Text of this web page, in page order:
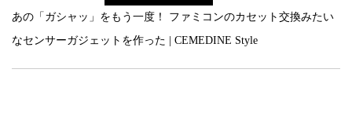
あの「ガシャッ」をもう一度！ ファミコンのカセット交換みたい
なセンサーガジェットを作った | CEMEDINE Style